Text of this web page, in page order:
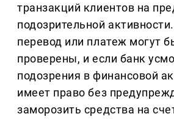
транзакций клиентов на
подозрительной
перевод или платеж могут
проверены, и если банк
подозрения в финансовой
имеет право без
заморозить средства на